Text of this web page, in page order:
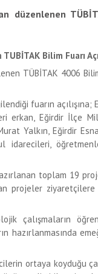
düzenlenen
Bilim Fuarı
TÜBİTAK 4006 Bilim
fuarın açılışına;
erkan, Eğirdir İlçe
Yalkın, Eğirdir
idarecileri,
toplam 19
projeler ziyaretçilere
çalışmaların
hazırlanmasında
ortaya koyduğu